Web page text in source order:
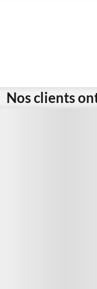
Nos clients